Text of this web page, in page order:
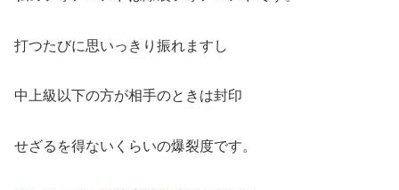
打つたびに思いっきり振れますし
中上級以下の方が相手のときは封印
せざるを得ないくらいの爆裂度です。